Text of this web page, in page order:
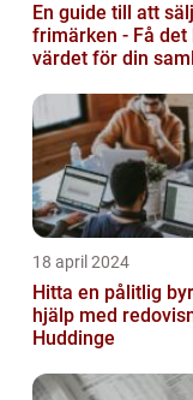
En guide till att
frimärken - Få det
värdet för din
18 april 2024
Hitta en pålitlig
hjälp med
Huddinge